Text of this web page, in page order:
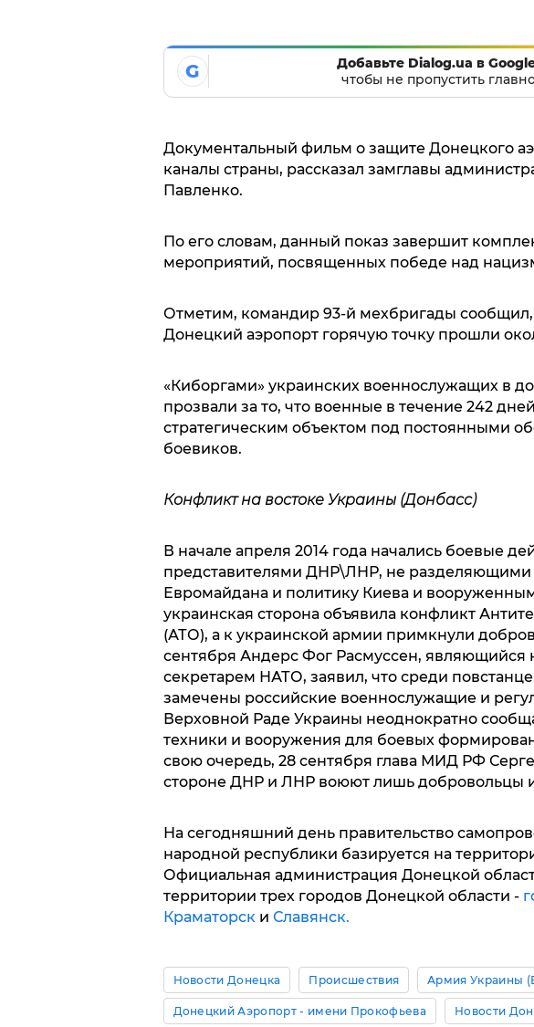
G
Добавьте Dialog.ua в
чтобы не пропустить
Документальный фильм о защите Донецкого
каналы страны, рассказал замглавы
Павленко.
По его словам, данный показ завершит
мероприятий, посвященных победе над
Отметим, командир 93-й мехбригады сообщил,
Донецкий аэропорт горячую точку прошли
«Киборгами» украинских военнослужащих в
прозвали за то, что военные в течение 242
стратегическим объектом под постоянными
боевиков.
Конфликт на востоке Украины (Донбасс)
В начале апреля 2014 года начались боевые
представителями ДНР\ЛНР, не разделяющими
Евромайдана и политику Киева и
украинская сторона объявила конфликт
(АТО), а к украинской армии примкнули
сентября Андерс Фог Расмуссен, являющийся
секретарем НАТО, заявил, что среди
замечены российские военнослужащие и
Верховной Раде Украины неоднократно
техники и вооружения для боевых
свою очередь, 28 сентября глава МИД РФ
стороне ДНР и ЛНР воюют лишь добровольцы
На сегодняшний день правительство
народной республики базируется на
Официальная администрация Донецкой
территории трех городов Донецкой области -
Краматорски Славянск.
Новости Донецка Происшествия Армия Украины
Донецкий Аэропорт - имени Прокофьева Новости